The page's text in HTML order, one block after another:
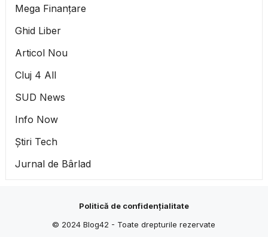
Mega Finanțare
Ghid Liber
Articol Nou
Cluj 4 All
SUD News
Info Now
Știri Tech
Jurnal de Bârlad
Politică de confidențialitate
© 2024Blog42 - Toate drepturile rezervate